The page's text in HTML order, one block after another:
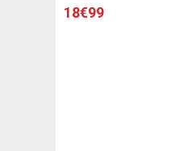
18€99